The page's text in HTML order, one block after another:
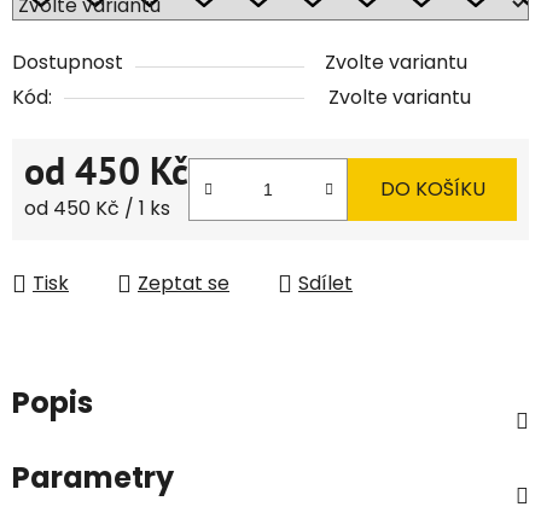
Dostupnost
Zvolte variantu
Kód:
Zvolte variantu
od 450 Kč
Měrná cena:
od 450 Kč / 1 ks
DO KOŠÍKU
Tisk Zeptat se Sdílet
Popis
Parametry